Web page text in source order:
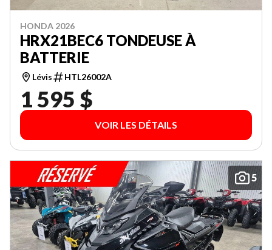
HONDA 2026
HRX21BEC6 TONDEUSE À
BATTERIE
Lévis HTL26002A
1 595 $
VOIR LES DÉTAILS
5